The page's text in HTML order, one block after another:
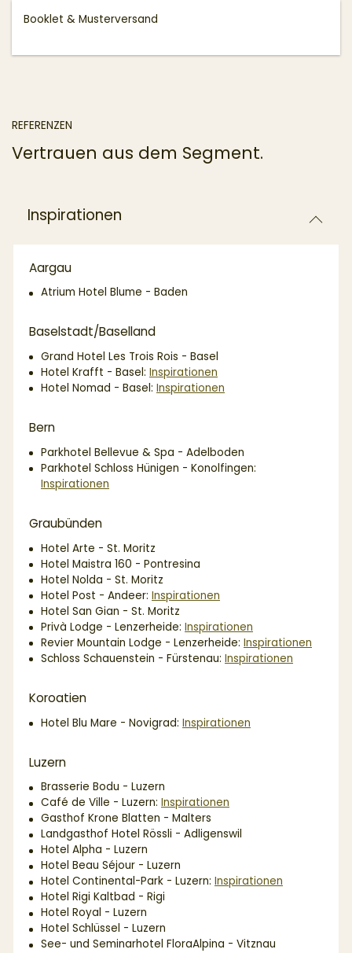
Booklet & Musterversand
REFERENZEN
Vertrauen aus dem Segment.
Inspirationen
Aargau
Atrium Hotel Blume - Baden
Baselstadt/Baselland
Grand Hotel Les Trois Rois - Basel
Hotel Krafft - Basel: Inspirationen
Hotel Nomad - Basel: Inspirationen
Bern
Parkhotel Bellevue & Spa - Adelboden
Parkhotel Schloss Hünigen - Konolfingen:
Inspirationen
Graubünden
Hotel Arte - St. Moritz
Hotel Maistra 160 - Pontresina
Hotel Nolda - St. Moritz
Hotel Post - Andeer: Inspirationen
Hotel San Gian - St. Moritz
Privà Lodge - Lenzerheide: Inspirationen
Revier Mountain Lodge - Lenzerheide: Inspirationen
Schloss Schauenstein - Fürstenau: Inspirationen
Koroatien
Hotel Blu Mare - Novigrad: Inspirationen
Luzern
Brasserie Bodu - Luzern
Café de Ville - Luzern: Inspirationen
Gasthof Krone Blatten - Malters
Landgasthof Hotel Rössli - Adligenswil
Hotel Alpha - Luzern
Hotel Beau Séjour - Luzern
Hotel Continental-Park - Luzern: Inspirationen
Hotel Rigi Kaltbad - Rigi
Hotel Royal - Luzern
Hotel Schlüssel - Luzern
See- und Seminarhotel FloraAlpina - Vitznau